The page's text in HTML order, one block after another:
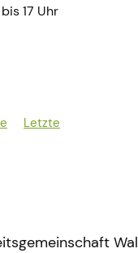
bis 17 Uhr
Letzte